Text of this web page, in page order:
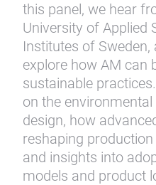
this panel, we hear
University of Applied
Institutes of Sweden,
explore how AM can
sustainable
on the
design, how
reshaping
and insights into
models and product